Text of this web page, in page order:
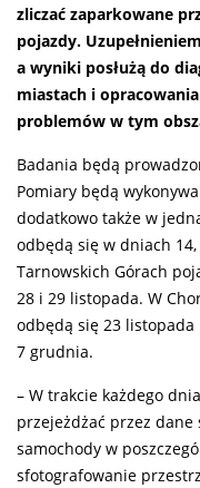
zliczać zaparkowane
pojazdy.
a wyniki posłużą do
miastach i
problemów w tym
Badania będą
Pomiary będą
dodatkowo także w
odbędą się w dniach
Tarnowskich Górach
28 i 29 listopada. W
odbędą się 23
7 grudnia.
– W trakcie każdego
przejeżdżać przez
samochody w
sfotografowanie